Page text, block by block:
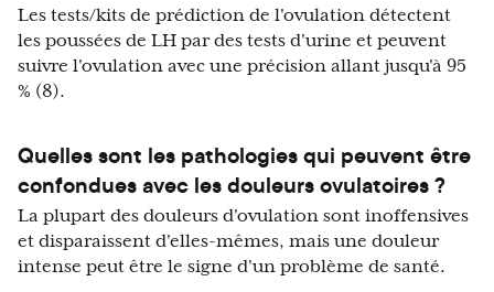
Les tests/kits de prédiction de l'ovulation détectent
les poussées de LH par des tests d'urine et peuvent
suivre l'ovulation avec une précision allant jusqu'à 95
% (8).
Quelles sont les pathologies qui peuvent être
confondues avec les douleurs ovulatoires ?
La plupart des douleurs d'ovulation sont inoffensives
et disparaissent d'elles-mêmes, mais une douleur
intense peut être le signe d'un problème de santé.